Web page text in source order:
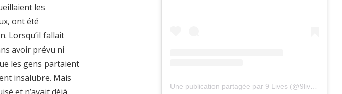
les
ont été
Lorsqu’il fallait
avoir prévu ni
les gens partaient
insalubre. Mais
et n’avait déjà